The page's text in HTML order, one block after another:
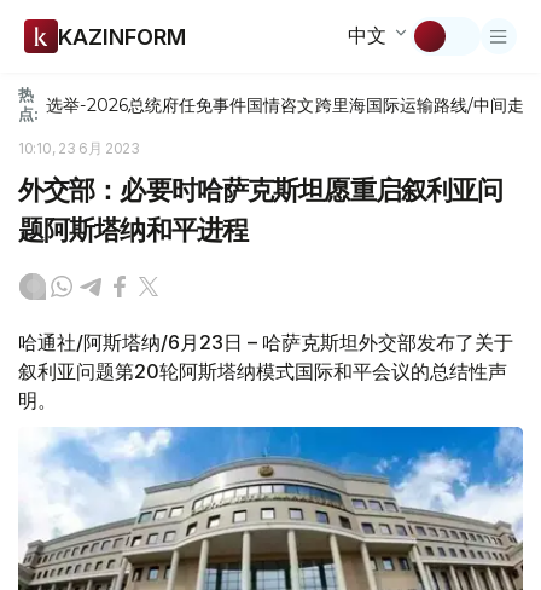
KAZINFORM 中文
热
点: 选举-2026总统府任免事件国情咨文跨里海国际运输路线/中间走廊
10:10, 23 6月 2023
外交部：必要时哈萨克斯坦愿重启叙利亚问
题阿斯塔纳和平进程
哈通社/阿斯塔纳/6月23日 – 哈萨克斯坦外交部发布了关于
叙利亚问题第20轮阿斯塔纳模式国际和平会议的总结性声
明。